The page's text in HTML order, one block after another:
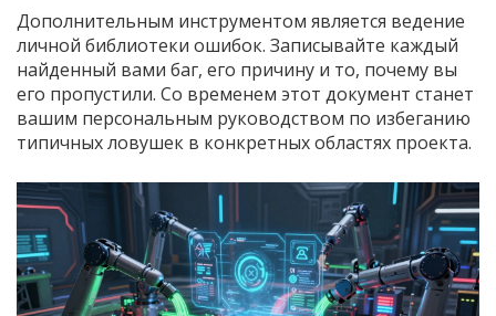
Дополнительным инструментом является ведение
личной библиотеки ошибок. Записывайте каждый
найденный вами баг, его причину и то, почему вы
его пропустили. Со временем этот документ станет
вашим персональным руководством по избеганию
типичных ловушек в конкретных областях проекта.